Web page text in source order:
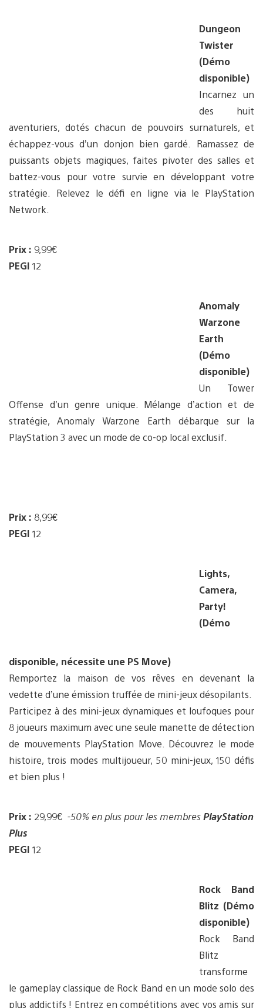
Dungeon
Twister
(Démo
disponible)
Incarnez un
des huit
aventuriers, dotés chacun de pouvoirs surnaturels, et
échappez-vous d’un donjon bien gardé. Ramassez de
puissants objets magiques, faites pivoter des salles et
battez-vous pour votre survie en développant votre
stratégie. Relevez le défi en ligne via le PlayStation
Network.
Prix : 9,99€
PEGI 12
Anomaly
Warzone
Earth
(Démo
disponible)
Un Tower
Offense d’un genre unique. Mélange d’action et de
stratégie, Anomaly Warzone Earth débarque sur la
PlayStation 3 avec un mode de co-op local exclusif.
Prix : 8,99€
PEGI 12
Lights,
Camera,
Party!
(Démo
disponible, nécessite une PS Move)
Remportez la maison de vos rêves en devenant la
vedette d’une émission truffée de mini-jeux désopilants.
Participez à des mini-jeux dynamiques et loufoques pour
8 joueurs maximum avec une seule manette de détection
de mouvements PlayStation Move. Découvrez le mode
histoire, trois modes multijoueur, 50 mini-jeux, 150 défis
et bien plus !
Prix : 29,99€ -50% en plus pour les membresPlayStation
Plus
PEGI 12
Rock Band
Blitz (Démo
disponible)
Rock Band
Blitz
transforme
le gameplay classique de Rock Band en un mode solo des
plus addictifs ! Entrez en compétitions avec vos amis sur